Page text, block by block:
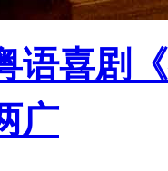
语喜剧
广